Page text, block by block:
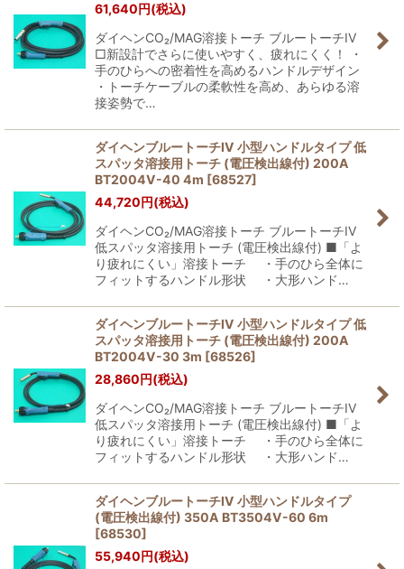
61,640円(税込)
ダイヘンCO₂/MAG溶接トーチ ブルートーチIV
□新設計でさらに使いやすく、疲れにくく！ ・
手のひらへの密着性を高めるハンドルデザイン
・トーチケーブルの柔軟性を高め、あらゆる溶
接姿勢で…
ダイヘンブルートーチIV 小型ハンドルタイプ 低
スパッタ溶接用トーチ (電圧検出線付) 200A
BT2004V-40 4m [68527]
44,720円(税込)
ダイヘンCO₂/MAG溶接トーチ ブルートーチIV
低スパッタ溶接用トーチ (電圧検出線付) ■「よ
り疲れにくい」溶接トーチ ・手のひら全体に
フィットするハンドル形状 ・大形ハンド…
ダイヘンブルートーチIV 小型ハンドルタイプ 低
スパッタ溶接用トーチ (電圧検出線付) 200A
BT2004V-30 3m [68526]
28,860円(税込)
ダイヘンCO₂/MAG溶接トーチ ブルートーチIV
低スパッタ溶接用トーチ (電圧検出線付) ■「よ
り疲れにくい」溶接トーチ ・手のひら全体に
フィットするハンドル形状 ・大形ハンド…
ダイヘンブルートーチIV 小型ハンドルタイプ
(電圧検出線付) 350A BT3504V-60 6m
[68530]
55,940円(税込)